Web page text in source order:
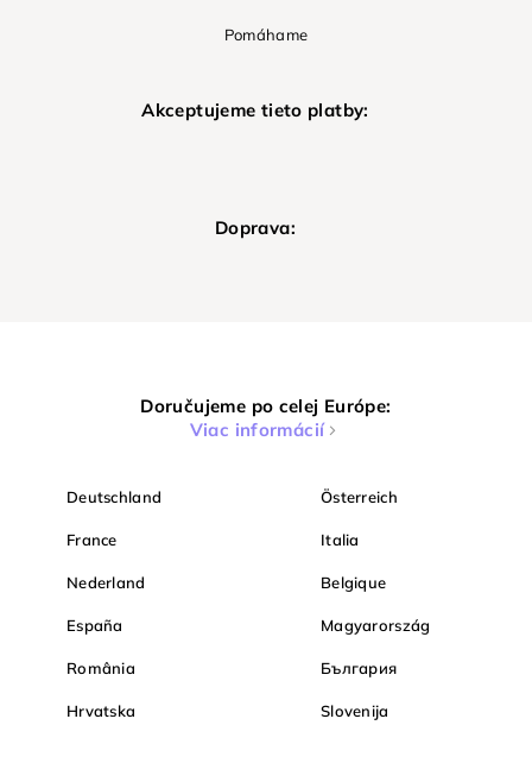
Pomáhame
Akceptujeme tieto platby:
Doprava:
Doručujeme po celej Európe:
Viac informácií
Deutschland Österreich
France Italia
Nederland Belgique
España Magyarország
România България
Hrvatska Slovenija